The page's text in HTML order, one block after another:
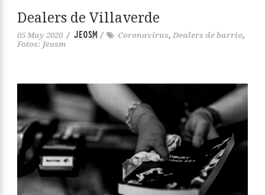
Dealers de Villaverde
05 May 2020 / JEOSM/ Coronavirus, Dealers de barrio,
Fotos: Jeosm